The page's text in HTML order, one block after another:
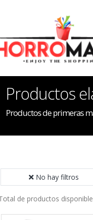
Productos
Productos de primeras
No hay filtros
de productos